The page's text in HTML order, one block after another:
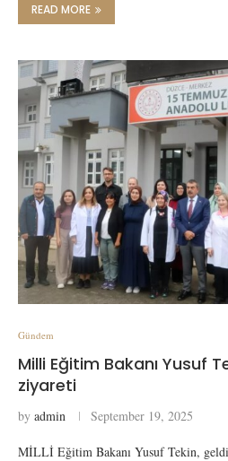
READ MORE
Gündem
Milli Eğitim Bakanı Yusuf
ziyareti
by admin September 19, 2025
MİLLİ Eğitim Bakanı Yusuf Tekin,